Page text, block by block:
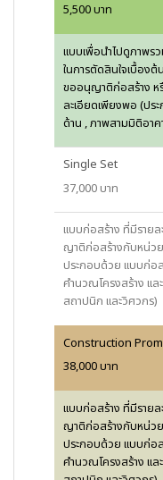
5,500 บาท
แบบเพื่อนำไปดูภาพร
ในการตัดสินใจเบื้องต้
ขออนุญาติก่อสร้าง หรื
ละเอียดเพียงพอ (ป
ด้าน , ภาพสามมิติอาค
Single Set
37,000 บาท
แบบก่อสร้าง ที่มีราย
ญาติก่อสร้างกับหน่วย
ประกอบด้วย แบบก่อ
คำนวณโครงสร้าง แ
สถาปนิก และวิศวกร)
Construction
38,000 บาท
แบบก่อสร้าง ที่มีราย
ญาติก่อสร้างกับหน่วย
ประกอบด้วย แบบก่อ
คำนวณโครงสร้าง แ